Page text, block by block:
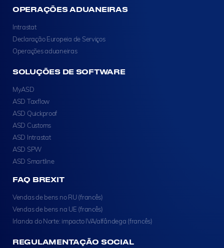
OPERAÇÕES ADUANEIRAS
Intrastat
Declaração Europeia de Serviços
Operações aduaneiras
SOLUÇÕES DE SOFTWARE
MyASD
ASD Taxflow
ASD Quickproof
ASD Customs
ASD Intrastat
ASD SPW
ASD Smartline
FAQ BREXIT
Vendas de bens no RU (francês)
Vendas de bens na UE (francês)
Irlanda do Norte: impacto IVA/alfândega (francês)
REGULAMENTAÇÃO SOCIAL